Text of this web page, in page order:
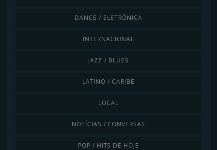
DANCE / ELETRÔNICA
INTERNACIONAL
JAZZ / BLUES
LATINO / CARIBE
LOCAL
NOTÍCIAS / CONVERSAS
POP / HITS DE HOJE